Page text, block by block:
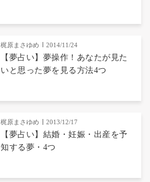
梶原まさゆめ 2014/11/24
【夢占い】夢操作！あなたが見た
いと思った夢を見る方法4つ
梶原まさゆめ 2013/12/17
【夢占い】結婚・妊娠・出産を予
知する夢・4つ